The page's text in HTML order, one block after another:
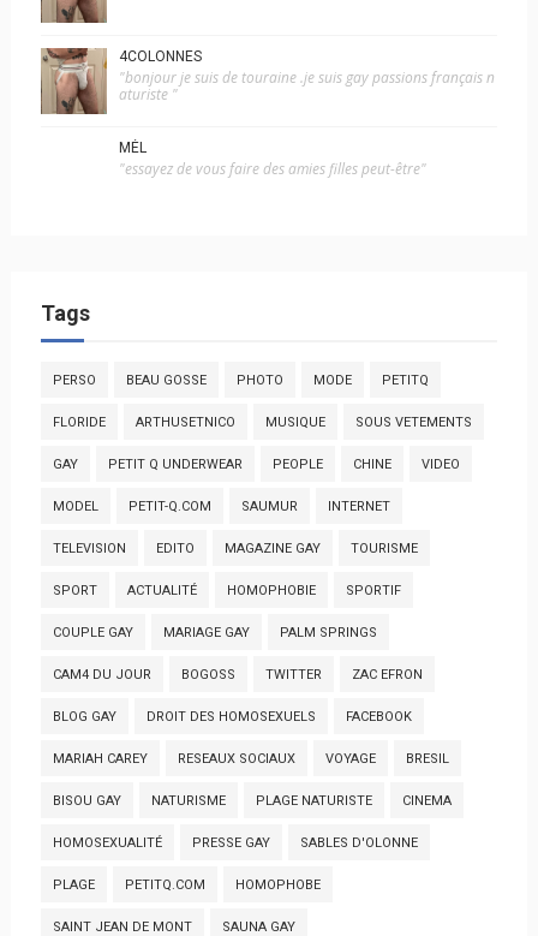
4COLONNES
"bonjour je suis de touraine .je suis gay passions français n
aturiste "
MÉL
"essayez de vous faire des amies filles peut-être"
Tags
PERSO BEAU GOSSE PHOTO MODE PETITQ
FLORIDE ARTHUSETNICO MUSIQUE SOUS VETEMENTS
GAY PETIT Q UNDERWEAR PEOPLE CHINE VIDEO
MODEL PETIT-Q.COM SAUMUR INTERNET
TELEVISION EDITO MAGAZINE GAY TOURISME
SPORT ACTUALITÉ HOMOPHOBIE SPORTIF
COUPLE GAY MARIAGE GAY PALM SPRINGS
CAM4 DU JOUR BOGOSS TWITTER ZAC EFRON
BLOG GAY DROIT DES HOMOSEXUELS FACEBOOK
MARIAH CAREY RESEAUX SOCIAUX VOYAGE BRESIL
BISOU GAY NATURISME PLAGE NATURISTE CINEMA
HOMOSEXUALITÉ PRESSE GAY SABLES D'OLONNE
PLAGE PETITQ.COM HOMOPHOBE
SAINT JEAN DE MONT SAUNA GAY